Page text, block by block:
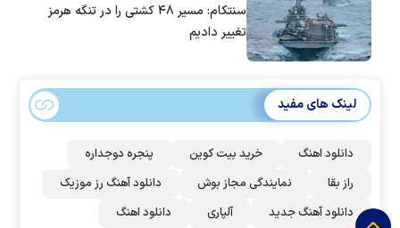
سنتکام: مسیر ۴۸ کشتی را در تنگه هرمز
تغییر دادیم
لینک های مفید
دانلود اهنگ خرید بیت کوین
پنجره دوجداره
راز بقا
نمایندگی مجاز بوش
دانلود آهنگ رز‌ موزیک
دانلود آهنگ جدید
آلپاری دانلود اهنگ